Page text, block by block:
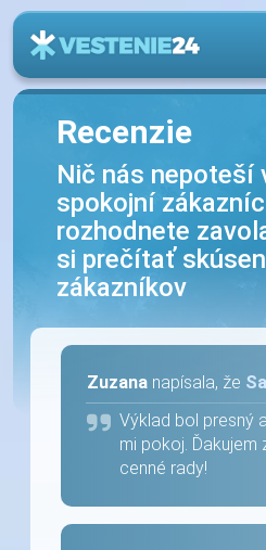
Recenzie
Nič nás nepoteší
spokojní
rozhodnete
si prečítať
zákazníkov
Zuzana napísala, že
Výklad bol presný
mi pokoj. Ďakujem
cenné rady!